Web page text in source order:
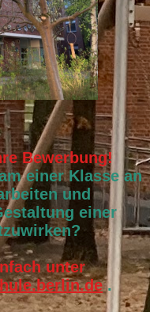
Bewerbung!
einer Klasse an
und
einer
unter
.